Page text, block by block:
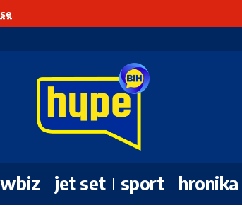
.
jet set sport hronika